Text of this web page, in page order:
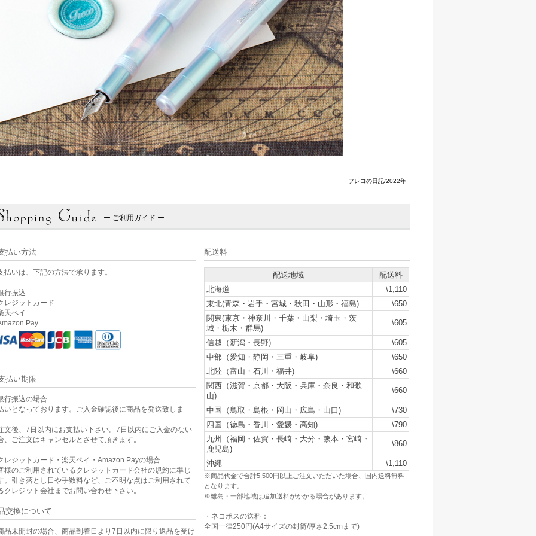
フレコの日記/2022年
ー ご利用ガイド ー
払い方法
払いは、下記の方法で承ります。
行振込
レジットカード
天ペイ
Pay
払い期限
行振込の場合
いとなっております。ご入金確認後に商品を発送致しま
文後、7日以内にお支払い下さい。7日以内にご入金のない
、ご注文はキャンセルとさせて頂きます。
レジットカード・楽天ペイ・Amazon Payの場合
様のご利用されているクレジットカード会社の規約に準じ
。引き落とし日や手数料など、ご不明な点はご利用されて
クレジット会社までお問い合わせ下さい。
交換について
品未開封の場合、商品到着日より7日以内に限り返品を受け
配送料
配送地域
配送料
北海道
\1,110
東北(青森・岩手・宮城・秋田・山形・福島)
\650
関東(東京・神奈川・千葉・山梨・埼玉・茨
城・栃木・群馬)
\605
信越（新潟・長野)
\605
中部（愛知・静岡・三重・岐阜)
\650
北陸（富山・石川・福井)
\660
関西（滋賀・京都・大阪・兵庫・奈良・和歌
山)
\660
中国（鳥取・島根・岡山・広島・山口)
\730
四国（徳島・香川・愛媛・高知)
\790
九州（福岡・佐賀・長崎・大分・熊本・宮崎・
鹿児島)
\860
沖縄 \1,110
※商品代金で合計5,500円以上ご注文いただいた場合、国内送料無料
となります。
※離島・一部地域は追加送料がかかる場合があります。
・ネコポスの送料：
全国一律250円(A4サイズの封筒/厚さ2.5cmまで)